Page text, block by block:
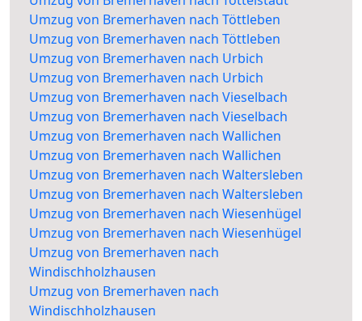
Umzug von Bremerhaven nach Töttleben
Umzug von Bremerhaven nach Töttleben
Umzug von Bremerhaven nach Urbich
Umzug von Bremerhaven nach Urbich
Umzug von Bremerhaven nach Vieselbach
Umzug von Bremerhaven nach Vieselbach
Umzug von Bremerhaven nach Wallichen
Umzug von Bremerhaven nach Wallichen
Umzug von Bremerhaven nach Waltersleben
Umzug von Bremerhaven nach Waltersleben
Umzug von Bremerhaven nach Wiesenhügel
Umzug von Bremerhaven nach Wiesenhügel
Umzug von Bremerhaven nach
Windischholzhausen
Umzug von Bremerhaven nach
Windischholzhausen